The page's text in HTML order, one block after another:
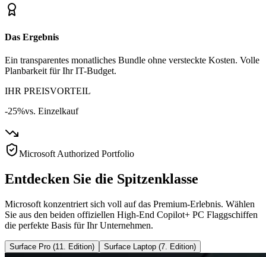
Das Ergebnis
Ein transparentes monatliches Bundle ohne versteckte Kosten. Volle
Planbarkeit für Ihr IT-Budget.
IHR PREISVORTEIL
-25%vs. Einzelkauf
Microsoft Authorized Portfolio
Entdecken Sie die Spitzenklasse
Microsoft konzentriert sich voll auf das Premium-Erlebnis. Wählen
Sie aus den beiden offiziellen High-End Copilot+ PC Flaggschiffen
die perfekte Basis für Ihr Unternehmen.
Surface Pro (11. Edition) Surface Laptop (7. Edition)